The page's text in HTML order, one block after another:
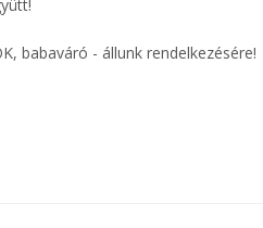
babaváró - állunk rendelkezésére!